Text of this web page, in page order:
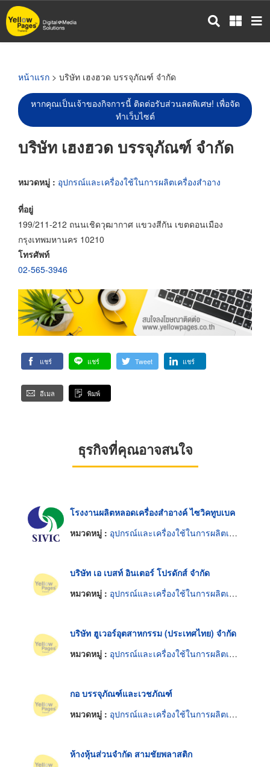
ข้าม
ไป
หน้าแรก > บริษัท เฮงฮวด บรรจุภัณฑ์ จำกัด
หากคุณเป็นเจ้าของกิจการนี้ ติดต่อรับส่วนลดพิเศษ! เพื่อจัด
ทำเว็บไซต์
บริษัท เฮงฮวด บรรจุภัณฑ์ จำกัด
หมวดหมู่ : อุปกรณ์และเครื่องใช้ในการผลิตเครื่องสำอาง
ที่อยู่
199/211-212 ถนนเชิดวุฒากาศ แขวงสีกัน เขตดอนเมือง
กรุงเทพมหานคร 10210
โทรศัพท์
02-565-3946
แชร์ แชร์ Tweet แชร์
อีเมล พิมพ์
ธุรกิจที่คุณอาจสนใจ
โรงงานผลิตหลอดเครื่องสำอางค์ ไซวิคทูบเบค
หมวดหมู่ : อุปกรณ์และเครื่องใช้ในการผลิตเครื่องสำอาง
บริษัท เอ เบสท์ อินเตอร์ โปรดักส์ จำกัด
หมวดหมู่ : อุปกรณ์และเครื่องใช้ในการผลิตเครื่องสำอาง
บริษัท ฮูเวอร์อุตสาหกรรม (ประเทศไทย) จำกัด
หมวดหมู่ : อุปกรณ์และเครื่องใช้ในการผลิตเครื่องสำอาง
กอ บรรจุภัณฑ์และเวชภัณฑ์
หมวดหมู่ : อุปกรณ์และเครื่องใช้ในการผลิตเครื่องสำอาง
ห้างหุ้นส่วนจำกัด สามชัยพลาสติก